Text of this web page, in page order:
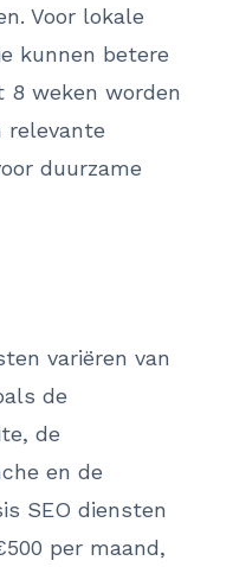
Voor lokale
kunnen betere
8 weken worden
relevante
duurzame
variëren van
de
de
en de
SEO diensten
per maand,